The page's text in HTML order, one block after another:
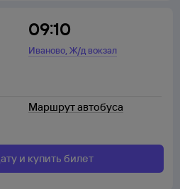
09:10
Иваново,Ж/д вокзал
Маршрут автобуса
и купить билет